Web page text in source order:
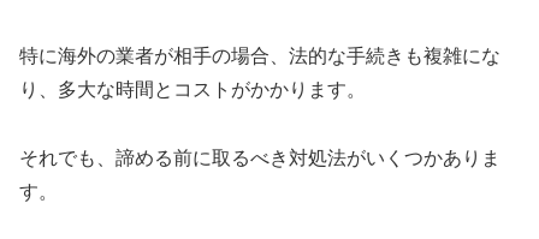
特に海外の業者が相手の場合、法的な手続きも複雑にな
り、多大な時間とコストがかかります。
それでも、諦める前に取るべき対処法がいくつかありま
す。